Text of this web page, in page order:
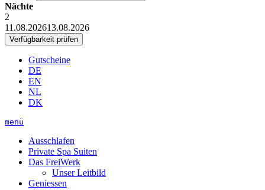
Nächte
2
11.08.202613.08.2026
Gutscheine
DE
EN
NL
DK
menü
Ausschlafen
Private Spa Suiten
Das FreiWerk
Unser Leitbild
Geniessen